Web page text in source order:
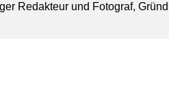
Redakteur und Fotograf,